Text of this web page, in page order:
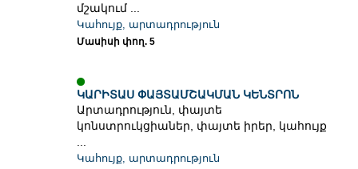
մշակում ...
Կահույք, արտադրություն
Մասիսի փող. 5
ԿԱՐԻՏԱՍ ՓԱՅՏԱՄՇԱԿՄԱՆ ԿԵՆՏՐՈՆ
Արտադրություն, փայտե
կոնստրուկցիաներ, փայտե իրեր, կահույք
Կահույք, արտադրություն